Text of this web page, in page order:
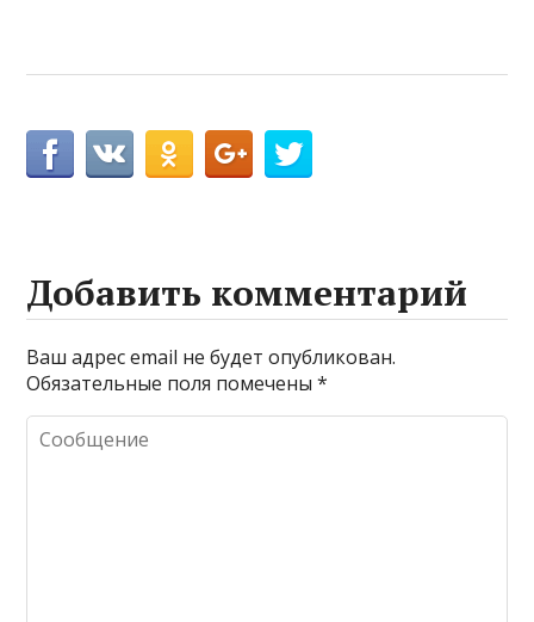
Добавить комментарий
Ваш адрес email не будет опубликован.
Обязательные поля помечены*